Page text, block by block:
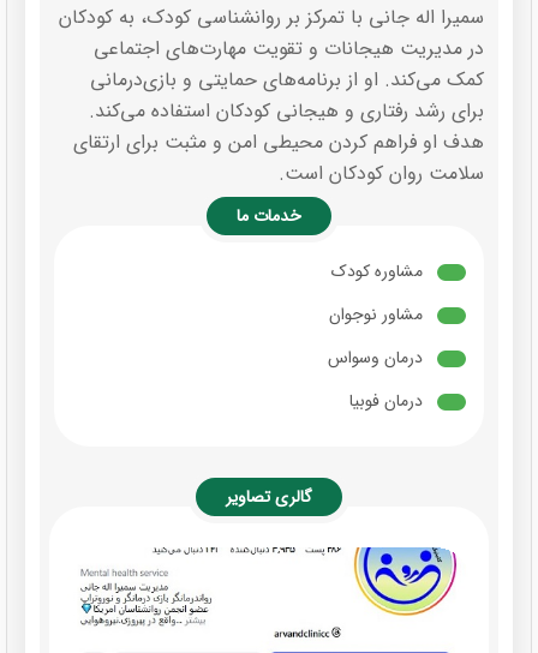
سمیرا اله جانی با تمرکز بر روانشناسی کودک، به کودکان
در مدیریت هیجانات و تقویت مهارت‌های اجتماعی
کمک می‌کند. او از برنامه‌های حمایتی و بازی‌درمانی
برای رشد رفتاری و هیجانی کودکان استفاده می‌کند.
هدف او فراهم کردن محیطی امن و مثبت برای ارتقای
سلامت روان کودکان است.
خدمات ما
مشاوره کودک
مشاور نوجوان
درمان وسواس
درمان فوبیا
گالری تصاویر